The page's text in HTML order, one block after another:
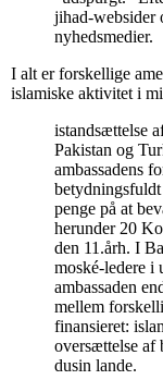
jihad-websider
nyhedsmedier.
I alt er forskellige
islamiske aktivitet i
istandsættelse
Pakistan og
ambassadens
penge på at
herunder 20
den 11.årh. I
moské-ledere i
ambassaden
mellem
finansieret:
oversættelse af
dusin lande.